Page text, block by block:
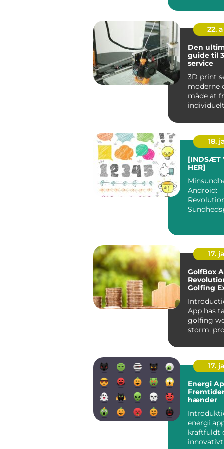
ude,...
22.
Den
guide til
service
3D print
moderne
måde at
18.
[INDSÆT
HER]
Android:
17.
GolfBox
Golfing
App has
golfing
storm,
friend...
17.
Energi
hænder
energi
kraftfuldt